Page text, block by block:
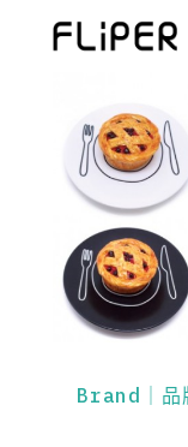
Brand｜品